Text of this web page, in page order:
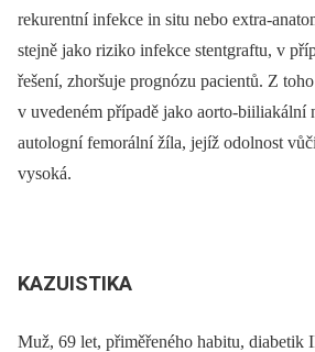
rekurentní infekce in situ nebo extra-
stejně jako riziko infekce stentgraftu, v
řešení, zhoršuje prognózu pacientů. Z
v uvedeném případě jako aorto-biiliakální
autologní femorální žíla, jejíž odolnost
vysoká.
KAZUISTIKA
Muž, 69 let, přiměřeného habitu, diabetik